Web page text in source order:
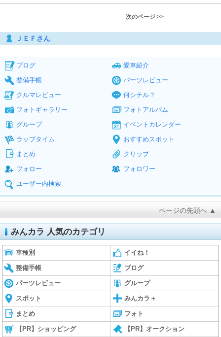
次のページ >>
ＪＥＦさん
ブログ
愛車紹介
整備手帳
パーツレビュー
クルマレビュー
何シテル？
フォトギャラリー
フォトアルバム
グループ
イベントカレンダー
ラップタイム
おすすめスポット
まとめ
クリップ
フォロー
フォロワー
ユーザー内検索
ページの先頭へ ▲
みんカラ 人気のカテゴリ
車種別 イイね！
整備手帳 ブログ
パーツレビュー グループ
スポット みんカラ＋
まとめ フォト
【PR】ショッピング 【PR】オークション